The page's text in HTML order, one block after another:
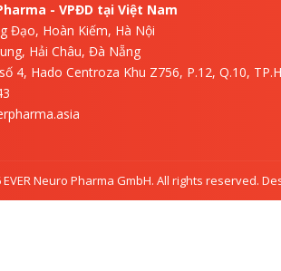
- VPĐD tại Việt Nam
Đạo, Hoàn Kiếm, Hà Nội
Hải Châu, Đà Nẵng
4, Hado Centroza Khu Z756, P.12, Q.10,
Neuro Pharma GmbH. All rights reserved.